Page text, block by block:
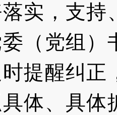
实，支
（党组
提醒纠正
体、具体